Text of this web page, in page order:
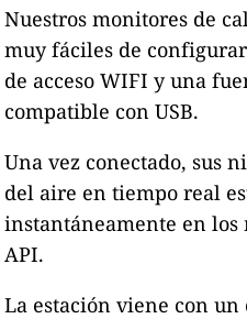
Nuestros monitores de
muy fáciles de
de acceso WIFI y una
compatible con USB.
Una vez conectado, sus
del aire en tiempo real
instantáneamente en los
API.
La estación viene con